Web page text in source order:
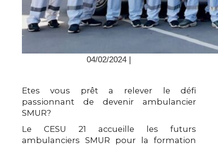
04/02/2024 |
Etes vous prêt a relever le défi
passionnant de devenir ambulancier
SMUR?
Le CESU 21 accueille les futurs
ambulanciers SMUR pour la formation